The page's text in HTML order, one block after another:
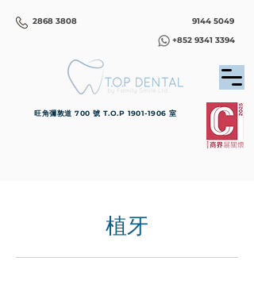
2868 3808
9144 5049
+852 9341 3394
旺角彌敦道 700 號 T.O.P 1901-1906 室
植牙